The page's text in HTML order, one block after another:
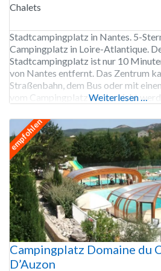
Chalets
Stadtcampingplatz in Nantes. 5-
Campingplatz in Loire-Atlantique.
Stadtcampingplatz ist nur 10
von Nantes entfernt. Das Zentrum
Straßenbahn, dem Bus oder mit
vom Campingplatz aus erreicht
Kultur, aber auch gemütliche
Geschäfte. Île de Nantes ist ein
Weiterlesen …
empfohlen
Campingplatz Domaine du
D’Auzon